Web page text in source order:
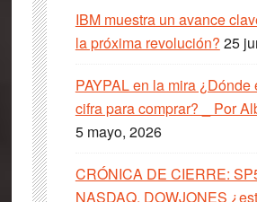
IBM muestra un avance
la próxima revolución? 25
PAYPAL en la mira ¿Dónde
cifra para comprar? _ Por
5 mayo, 2026
CRÓNICA DE CIERRE:
NASDAQ, DOWJONES